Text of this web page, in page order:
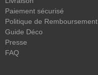
Paiement sécurisé
Politique de Remboursement
Guide Déco
Presse
FAQ